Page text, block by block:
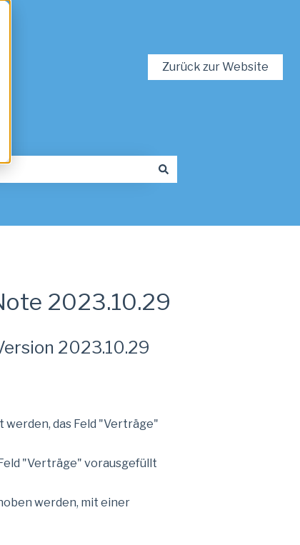
Zurück zur Website
2023.10.29
2023.10.29
das Feld "Verträge"
"Verträge" vorausgefüllt
werden, mit einer